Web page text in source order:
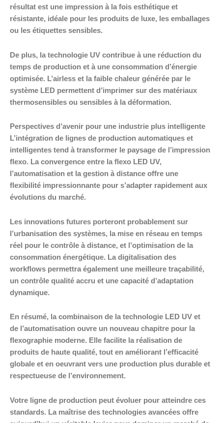
résultat est une impression à la fois esthétique et
résistante, idéale pour les produits de luxe, les emballages
ou les étiquettes sensibles.
De plus, la technologie UV contribue à une réduction du
temps de production et à une consommation d’énergie
optimisée. L’airless et la faible chaleur générée par le
système LED permettent d’imprimer sur des matériaux
thermosensibles ou sensibles à la déformation.
Perspectives d’avenir pour une industrie plus intelligente
L’intégration de lignes de production automatiques et
intelligentes tend à transformer le paysage de l’impression
flexo. La convergence entre la flexo LED UV,
l’automatisation et la gestion à distance offre une
flexibilité impressionnante pour s’adapter rapidement aux
évolutions du marché.
Les innovations futures porteront probablement sur
l’urbanisation des systèmes, la mise en réseau en temps
réel pour le contrôle à distance, et l’optimisation de la
consommation énergétique. La digitalisation des
workflows permettra également une meilleure traçabilité,
un contrôle qualité accru et une capacité d’adaptation
dynamique.
En résumé, la combinaison de la technologie LED UV et
de l’automatisation ouvre un nouveau chapitre pour la
flexographie moderne. Elle facilite la réalisation de
produits de haute qualité, tout en améliorant l’efficacité
globale et en oeuvrant vers une production plus durable et
respectueuse de l’environnement.
Votre ligne de production peut évoluer pour atteindre ces
standards. La maîtrise des technologies avancées offre